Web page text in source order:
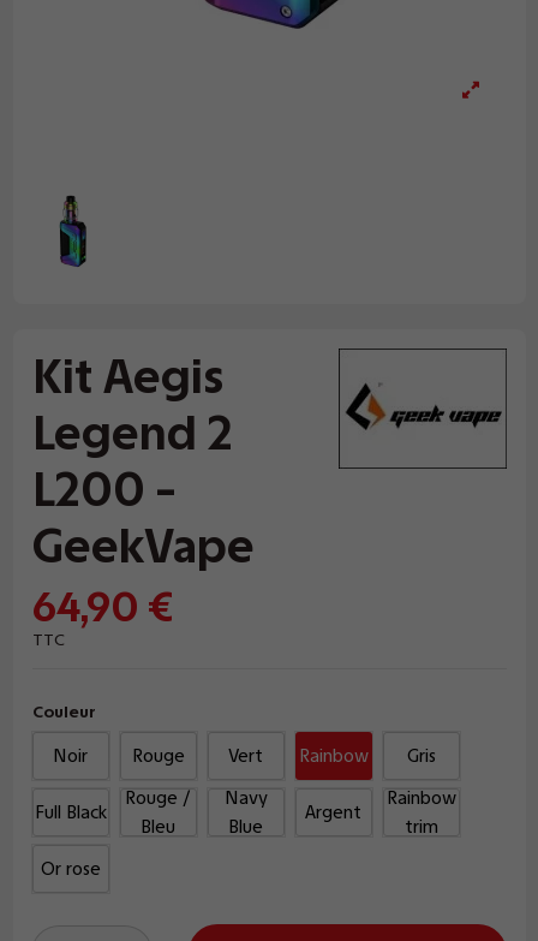
Kit Aegis
Legend 2
L200 -
GeekVape
64,90 €
TTC
Couleur
Noir Rouge Vert Rainbow Gris
Full Black
Rouge /
Bleu
Navy
Blue
Argent
Rainbow
trim
Or rose